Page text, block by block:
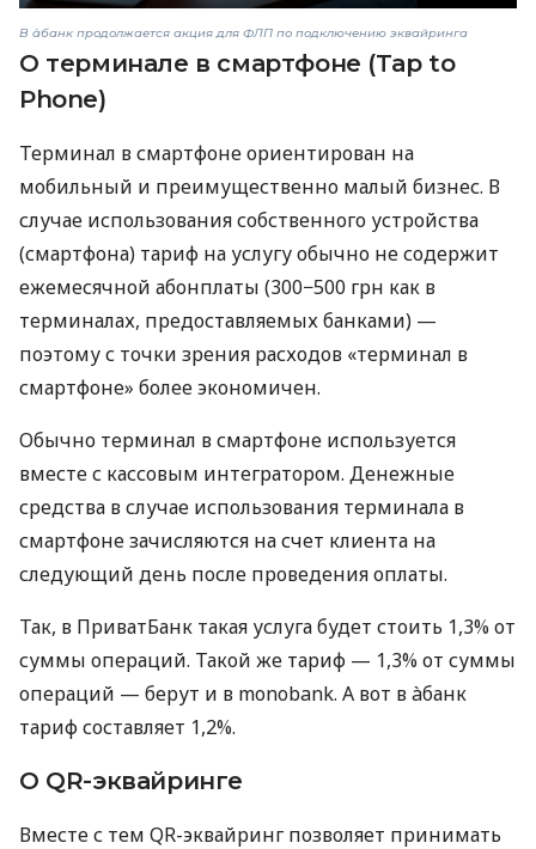
В àбанк продолжается акция для ФЛП по подключению эквайринга
О терминале в смартфоне (Tap to
Phone)
Терминал в смартфоне ориентирован на
мобильный и преимущественно малый бизнес. В
случае использования собственного устройства
(смартфона) тариф на услугу обычно не содержит
ежемесячной абонплаты (300−500 грн как в
терминалах, предоставляемых банками) —
поэтому с точки зрения расходов «терминал в
смартфоне» более экономичен.
Обычно терминал в смартфоне используется
вместе с кассовым интегратором. Денежные
средства в случае использования терминала в
смартфоне зачисляются на счет клиента на
следующий день после проведения оплаты.
Так, в ПриватБанк такая услуга будет стоить 1,3% от
суммы операций. Такой же тариф — 1,3% от суммы
операций — берут и в monobank. А вот в àбанк
тариф составляет 1,2%.
О QR-эквайринге
Вместе с тем QR-эквайринг позволяет принимать